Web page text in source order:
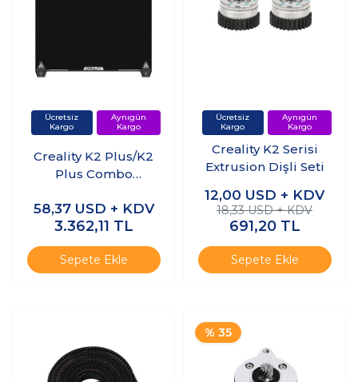
Creality K2 Plus/K2
Plus Combo
Reçine Tabla
350x350mm
58,37 USD + KDV
3.362,11 TL
Sepete Ekle
Creality K2 Serisi
Extrusion Dişli Seti
12,00 USD + KDV
18,33 USD + KDV
691,20 TL
Sepete Ekle
% 35